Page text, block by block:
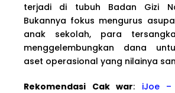
terjadi di tubuh Badan Gizi
Bukannya fokus mengurus
anak sekolah, para
menggelembungkan dana
aset operasional yang nilainya
Rekomendasi Cak war: iJoe –